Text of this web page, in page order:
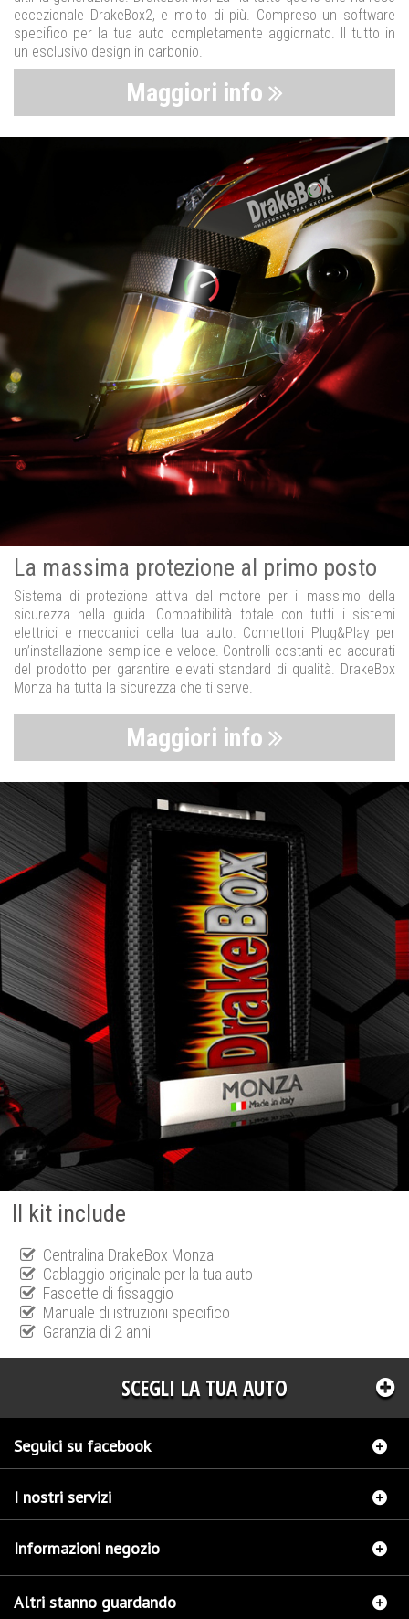
eccezionale DrakeBox2, e molto di più. Compreso un software
specifico per la tua auto completamente aggiornato. Il tutto in
un esclusivo design in carbonio.
Maggiori info
La massima protezione al primo posto
Sistema di protezione attiva del motore per il massimo della
sicurezza nella guida. Compatibilità totale con tutti i sistemi
elettrici e meccanici della tua auto. Connettori Plug&Play per
un’installazione semplice e veloce. Controlli costanti ed accurati
del prodotto per garantire elevati standard di qualità. DrakeBox
Monza ha tutta la sicurezza che ti serve.
Maggiori info
Il kit include
Centralina DrakeBox Monza
Cablaggio originale per la tua auto
Fascette di fissaggio
Manuale di istruzioni specifico
Garanzia di 2 anni
SCEGLI LA TUA AUTO
Seguici su facebook
I nostri servizi
Informazioni negozio
Altri stanno guardando